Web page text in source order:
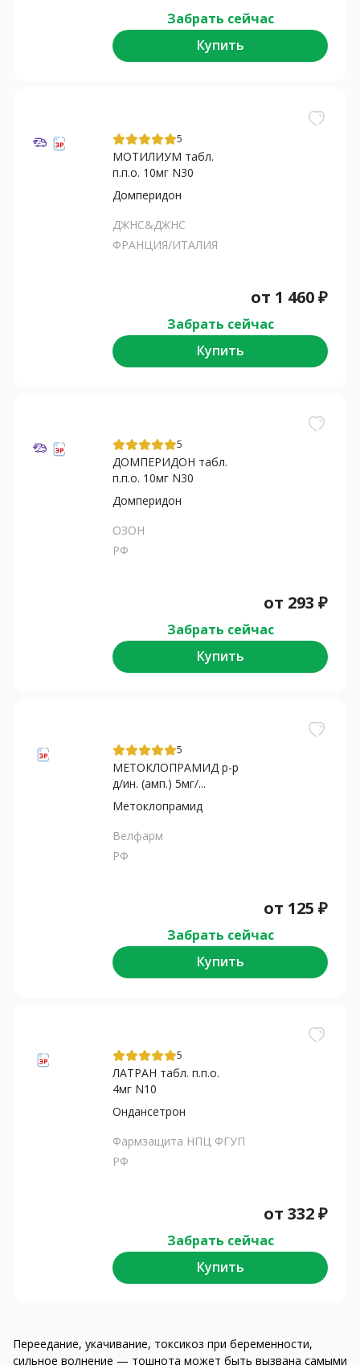
Забрать сейчас
Купить
5
МОТИЛИУМ табл.
п.п.о. 10мг N30
Домперидон
ДЖНС&ДЖНС
ФРАНЦИЯ/ИТАЛИЯ
от 1 460₽
Забрать сейчас
Купить
5
ДОМПЕРИДОН табл.
п.п.о. 10мг N30
Домперидон
ОЗОН
РФ
от 293 ₽
Забрать сейчас
Купить
5
МЕТОКЛОПРАМИД р-р
д/ин. (амп.) 5мг/...
Метоклопрамид
Велфарм
РФ
от 125 ₽
Забрать сейчас
Купить
5
ЛАТРАН табл. п.п.о.
4мг N10
Ондансетрон
Фармзащита НПЦ ФГУП
РФ
от 332₽
Забрать сейчас
Купить
Переедание, укачивание, токсикоз при беременности,
сильное волнение — тошнота может быть вызвана самыми